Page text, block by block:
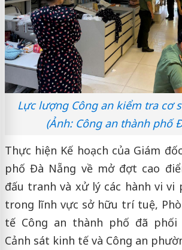
Lực lượng Công an kiểm tra cơ
(Ảnh: Công an thành phố
Thực hiện Kế hoạch của Giám
phố Đà Nẵng về mở đợt cao
đấu tranh và xử lý các hành vi vi
trong lĩnh vực sở hữu trí tuệ,
tế Công an thành phố đã phối
Cảnh sát kinh tế và Công an